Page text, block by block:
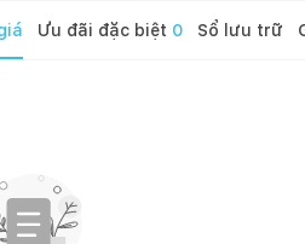
Ưu đãi đặc biệt 0 Sổ lưu trữ